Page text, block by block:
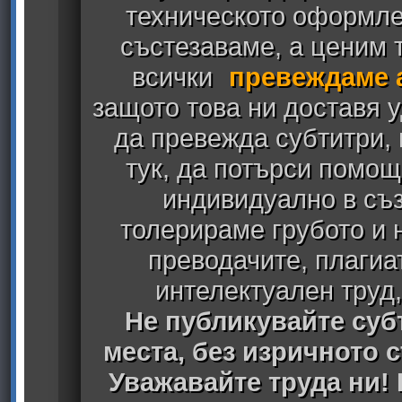
техническото
състезаваме, а ценим
всички
превеждаме
защото това ни доставя
да превежда
тук, да потърси
индивидуално в
толерираме грубото
преводачите,
интелектуален
Не публикувайте
места, без изричното
Уважавайте труда ни!